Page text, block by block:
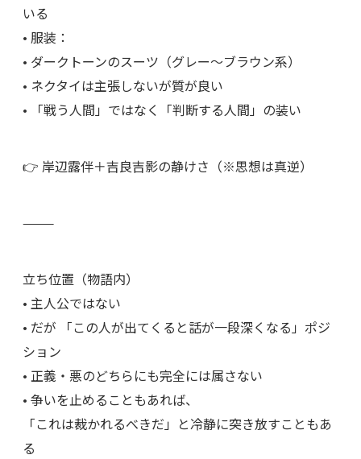
いる
• 服装：
• ダークトーンのスーツ（グレー〜ブラウン系）
• ネクタイは主張しないが質が良い
• 「戦う人間」ではなく「判断する人間」の装い
👉 岸辺露伴＋吉良吉影の静けさ（※思想は真逆）
⸻
立ち位置（物語内）
• 主人公ではない
• だが 「この人が出てくると話が一段深くなる」ポジ
ション
• 正義・悪のどちらにも完全には属さない
• 争いを止めることもあれば、
「これは裁かれるべきだ」と冷静に突き放すこともあ
る